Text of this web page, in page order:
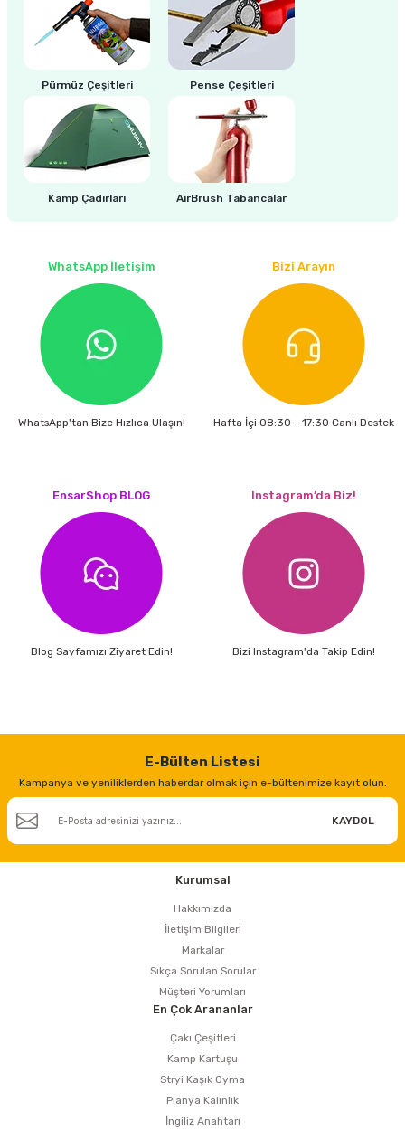
Pürmüz Çeşitleri Pense Çeşitleri
Kamp Çadırları AirBrush Tabancalar
WhatsApp İletişim
WhatsApp'tan Bize Hızlıca Ulaşın!
Bizi Arayın
Hafta İçi 08:30 - 17:30 Canlı Destek
EnsarShop BLOG
Blog Sayfamızı Ziyaret Edin!
Instagram’da Biz!
Bizi Instagram'da Takip Edin!
E-Bülten Listesi
Kampanya ve yeniliklerden haberdar olmak için e-bültenimize kayıt olun.
KAYDOL
Kurumsal
Hakkımızda
İletişim Bilgileri
Markalar
Sıkça Sorulan Sorular
Müşteri Yorumları
En Çok Arananlar
Çakı Çeşitleri
Kamp Kartuşu
Stryi Kaşık Oyma
Planya Kalınlık
İngiliz Anahtarı